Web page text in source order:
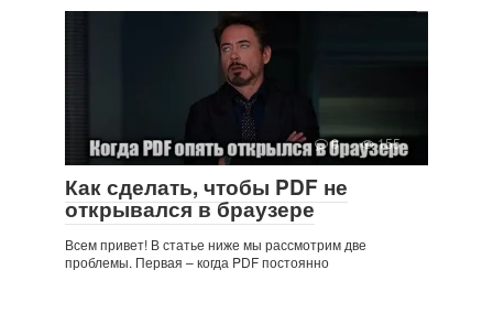
0 155
Как сделать, чтобы PDF не
открывался в браузере
Всем привет! В статье ниже мы рассмотрим две
проблемы. Первая – когда PDF постоянно